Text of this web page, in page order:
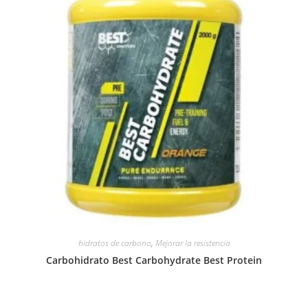
hidratos de carbono, Mejorar la resistencia
Carbohidrato Best Carbohydrate Best Protein